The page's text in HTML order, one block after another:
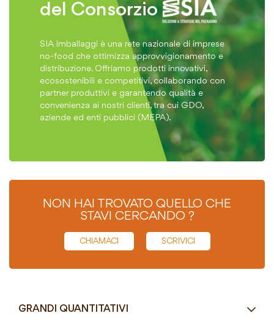
del Consorzio
SIA Imballaggi è una rete nazionale di imprese
no-food che ottimizza approvvigionamento e
distribuzione. Offriamo prodotti innovativi,
ecosostenibili e competitivi, collaborando con
partner produttivi e garantendo qualità e
convenienza ai nostri clienti, tra cui GDO,
aziende ed enti pubblici (MEPA).
NON HAI TROVATO QUELLO CHE
STAVI CERCANDO ?
CHIAMACI SCRIVICI
GRANDI QUANTITATIVI